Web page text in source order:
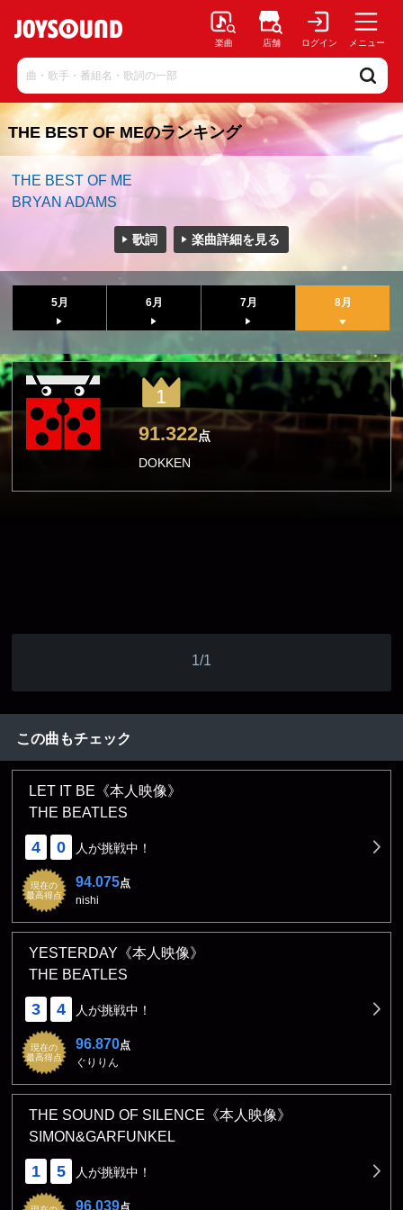
楽曲 店舗 ログイン メニュー
THE BEST OF MEのランキング
THE BEST OF ME
BRYAN ADAMS
歌詞 楽曲詳細を見る
5月 6月 7月 8月
1
91.322点
DOKKEN
1/1
この曲もチェック
LET IT BE《本人映像》
THE BEATLES
4 0 人が挑戦中！
現在の
最高得点
94.075点
nishi
YESTERDAY《本人映像》
THE BEATLES
3 4 人が挑戦中！
現在の
最高得点
96.870点
ぐりりん
THE SOUND OF SILENCE《本人映像》
SIMON&GARFUNKEL
1 5 人が挑戦中！
96.039点